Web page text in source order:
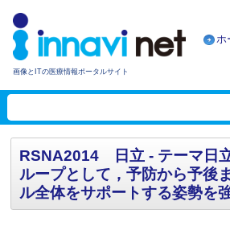
画像とITの医療情報ポータルサイト
ホ
RSNA2014 日立 ‐ テーマ日
ループとして，予防から予後
ル全体をサポートする姿勢を